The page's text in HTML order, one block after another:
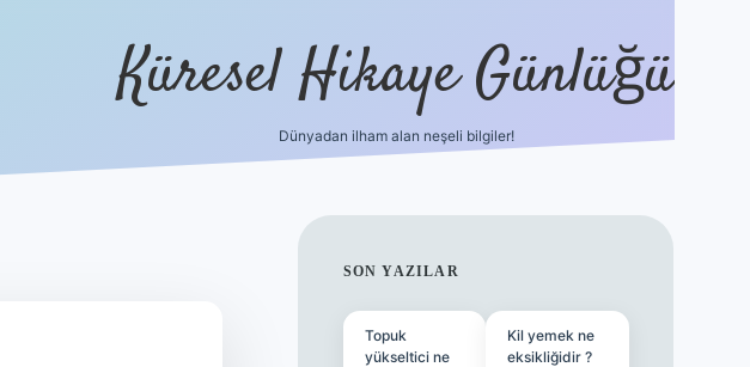
Küresel Hikaye Günlüğü
Dünyadan ilham alan neşeli bilgiler!
SIDEBAR
SON YAZILAR
Topuk
yükseltici ne
Kil yemek ne
eksikliğidir ?
betexper